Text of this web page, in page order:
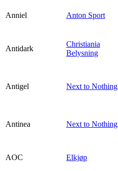
Anniel Anton Sport
Antidark
Christiania
Belysning
Antigel Next to Nothing
Antinea Next to Nothing
AOC Elkjøp